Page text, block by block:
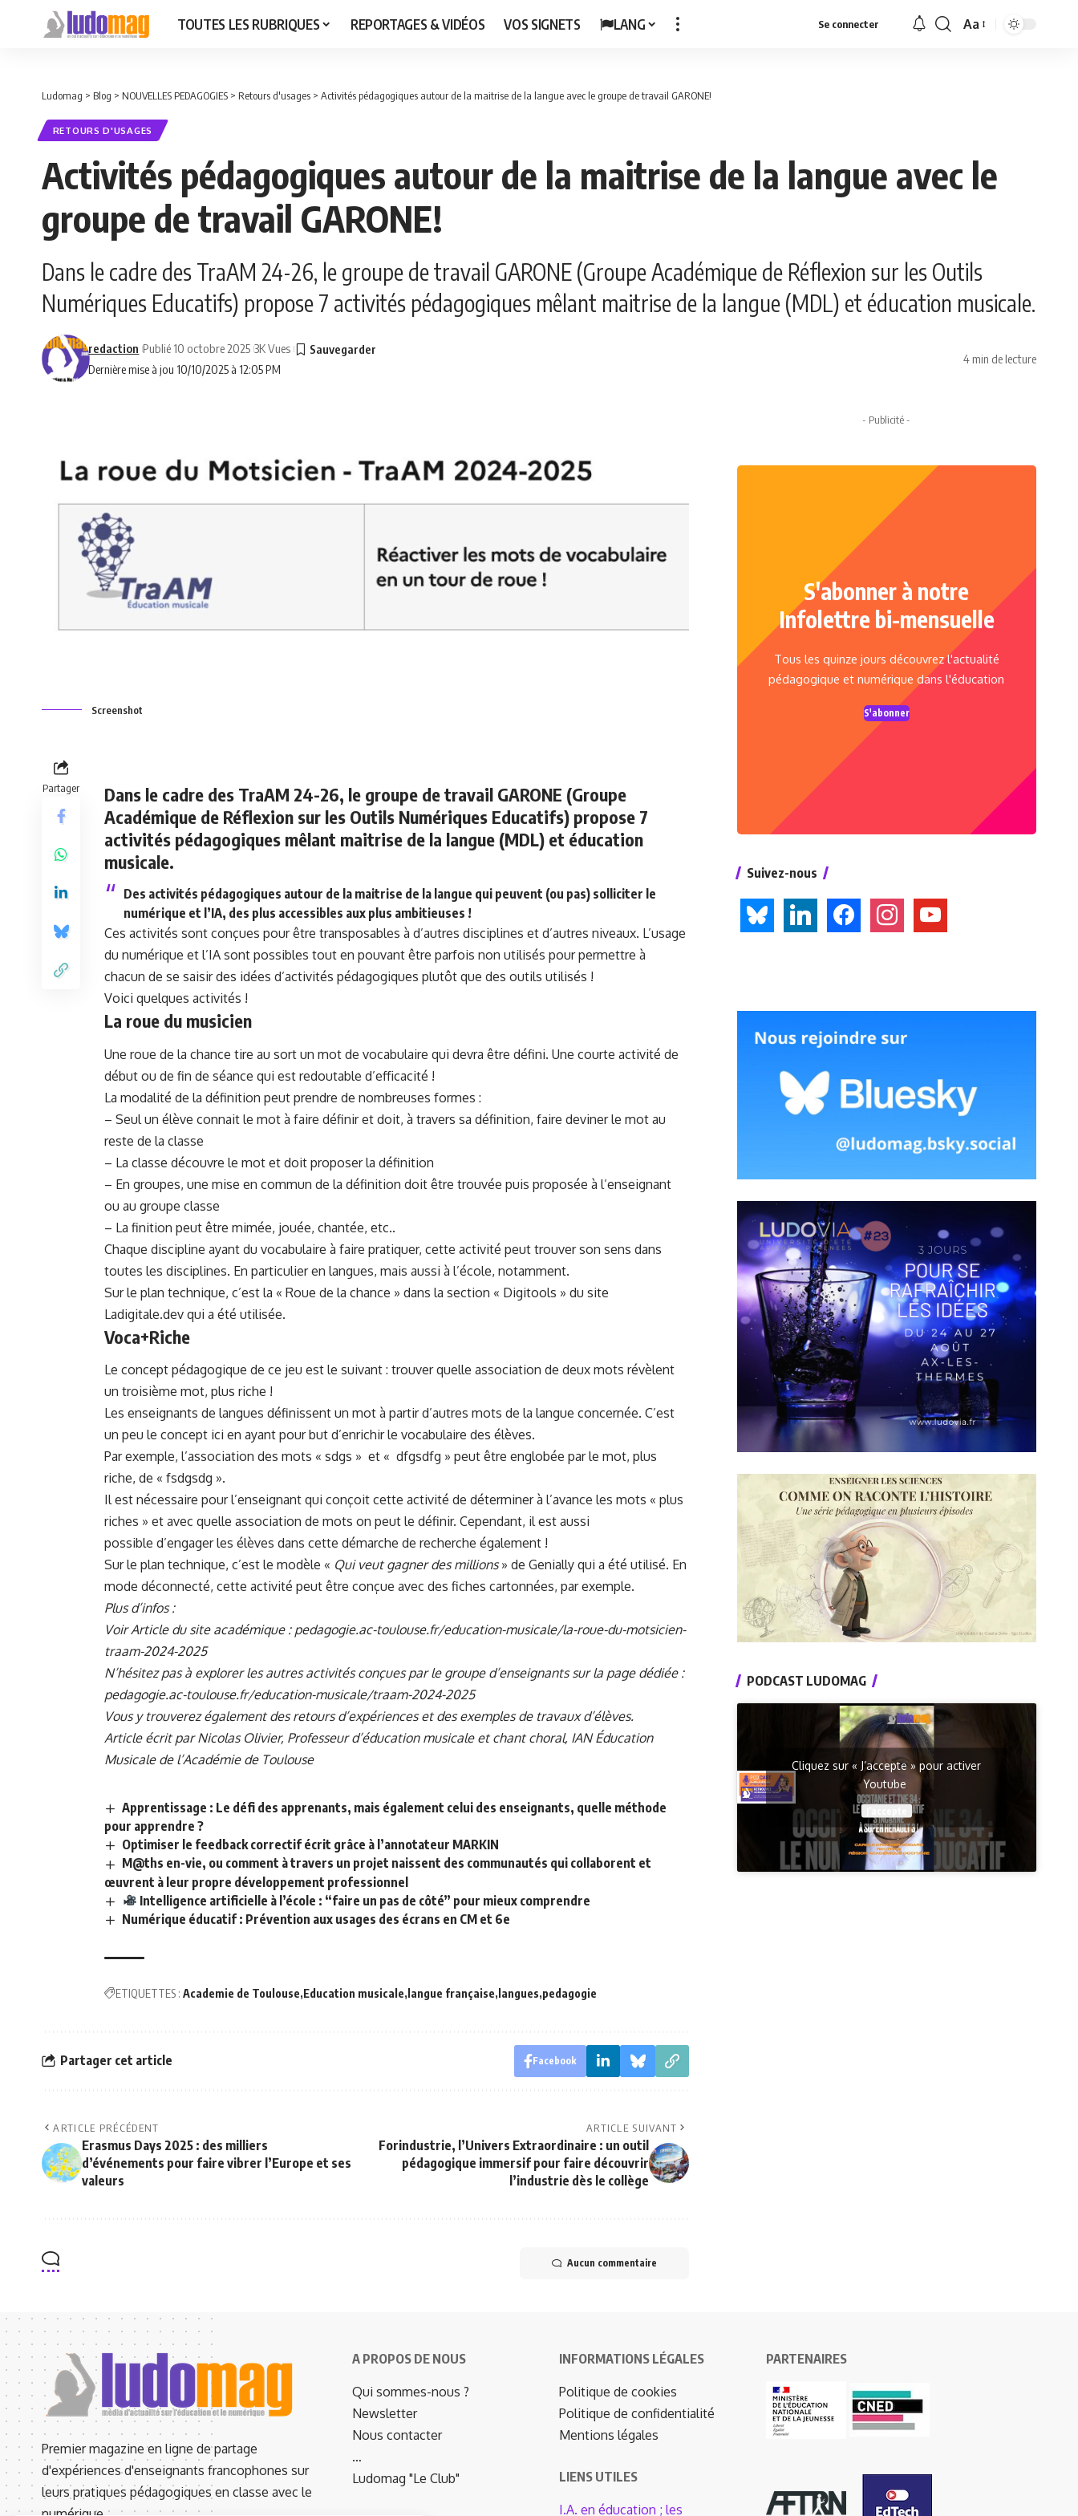
TOUTES LES RUBRIQUES REPORTAGES & VIDÉOS VOS SIGNETS LANG Se connecter
Font
Aa
Ludomag > Blog > NOUVELLES PEDAGOGIES > Retours d'usages > Activités pédagogiques autour de la maitrise de la langue avec le groupe de travail GARONE!
RETOURS D'USAGES
Activités pédagogiques autour de la maitrise de la langue avec le
groupe de travail GARONE!
Dans le cadre des TraAM 24-26, le groupe de travail GARONE (Groupe Académique de Réflexion sur les Outils
Numériques Educatifs) propose 7 activités pédagogiques mêlant maitrise de la langue (MDL) et éducation musicale.
Dernière mise à jou 10/10/2025 à 12:05 PM
redaction Publié 10 octobre 2025 3K Vues
4 min de lecture
Screenshot
Partager
Dans le cadre des TraAM 24-26, le groupe de travail GARONE (Groupe
Académique de Réflexion sur les Outils Numériques Educatifs) propose 7
activités pédagogiques mêlant maitrise de la langue (MDL) et éducation
musicale.
Des activités pédagogiques autour de la maitrise de la langue qui peuvent (ou pas) solliciter le
numérique et l’IA, des plus accessibles aux plus ambitieuses !
Ces activités sont conçues pour être transposables à d’autres disciplines et d’autres niveaux. L’usage
du numérique et l’IA sont possibles tout en pouvant être parfois non utilisés pour permettre à
chacun de se saisir des idées d’activités pédagogiques plutôt que des outils utilisés !
Voici quelques activités !
La roue du musicien
Une roue de la chance tire au sort un mot de vocabulaire qui devra être défini. Une courte activité de
début ou de fin de séance qui est redoutable d’efficacité !
La modalité de la définition peut prendre de nombreuses formes :
– Seul un élève connait le mot à faire définir et doit, à travers sa définition, faire deviner le mot au
reste de la classe
– La classe découvre le mot et doit proposer la définition
– En groupes, une mise en commun de la définition doit être trouvée puis proposée à l’enseignant
ou au groupe classe
– La finition peut être mimée, jouée, chantée, etc..
Chaque discipline ayant du vocabulaire à faire pratiquer, cette activité peut trouver son sens dans
toutes les disciplines. En particulier en langues, mais aussi à l’école, notamment.
Sur le plan technique, c’est la « Roue de la chance » dans la section « Digitools » du site
Ladigitale.dev qui a été utilisée.
Voca+Riche
Le concept pédagogique de ce jeu est le suivant : trouver quelle association de deux mots révèlent
un troisième mot, plus riche !
Les enseignants de langues définissent un mot à partir d’autres mots de la langue concernée. C’est
un peu le concept ici en ayant pour but d’enrichir le vocabulaire des élèves.
Par exemple, l’association des mots « sdgs » et « dfgsdfg » peut être englobée par le mot, plus
riche, de « fsdgsdg ».
Il est nécessaire pour l’enseignant qui conçoit cette activité de déterminer à l’avance les mots « plus
riches » et avec quelle association de mots on peut le définir. Cependant, il est aussi
possible d’engager les élèves dans cette démarche de recherche également !
Sur le plan technique, c’est le modèle « Qui veut gagner des millions» de Genially qui a été utilisé. En
mode déconnecté, cette activité peut être conçue avec des fiches cartonnées, par exemple.
Plus d’infos :
Voir Article du site académique : pedagogie.ac-toulouse.fr/education-musicale/la-roue-du-motsicien-
traam-2024-2025
N’hésitez pas à explorer les autres activités conçues par le groupe d’enseignants sur la page dédiée :
pedagogie.ac-toulouse.fr/education-musicale/traam-2024-2025
Vous y trouverez également des retours d’expériences et des exemples de travaux d’élèves.
Article écrit par Nicolas Olivier, Professeur d’éducation musicale et chant choral, IAN Éducation
Musicale de l’Académie de Toulouse
Apprentissage : Le défi des apprenants, mais également celui des enseignants, quelle méthode
pour apprendre ?
Optimiser le feedback correctif écrit grâce à l’annotateur MARKIN
M@ths en-vie, ou comment à travers un projet naissent des communautés qui collaborent et
œuvrent à leur propre développement professionnel
Intelligence artificielle à l’école : “faire un pas de côté” pour mieux comprendre
Numérique éducatif : Prévention aux usages des écrans en CM et 6e
ETIQUETTES : Academie de Toulouse Education musicale langue française langues pedagogie
Partager cet article Facebook
ARTICLE PRÉCÉDENT
Erasmus Days 2025 : des milliers
d’événements pour faire vibrer l’Europe et ses
valeurs
ARTICLE SUIVANT
Forindustrie, l’Univers Extraordinaire : un outil
pédagogique immersif pour faire découvrir
l’industrie dès le collège
Aucun commentaire
- Publicité -
S'abonner à notre
Infolettre bi-mensuelle
Tous les quinze jours découvrez l'actualité
pédagogique et numérique dans l'éducation
S'abonner
Suivez-nous
bluesky linkedin facebookinstagramyoutube
PODCAST LUDOMAG
Cliquez sur « J’accepte » pour activer
Youtube
Premier magazine en ligne de partage
d'expériences d'enseignants francophones sur
leurs pratiques pédagogiques en classe avec le
A PROPOS DE NOUS
Qui sommes-nous ?
Newsletter
Nous contacter
…
Ludomag "Le Club"
INFORMATIONS LÉGALES
Politique de cookies
Politique de confidentialité
Mentions légales
LIENS UTILES
I.A. en éducation ; les
PARTENAIRES